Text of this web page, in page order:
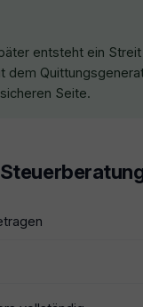
entsteht ein
Seite.